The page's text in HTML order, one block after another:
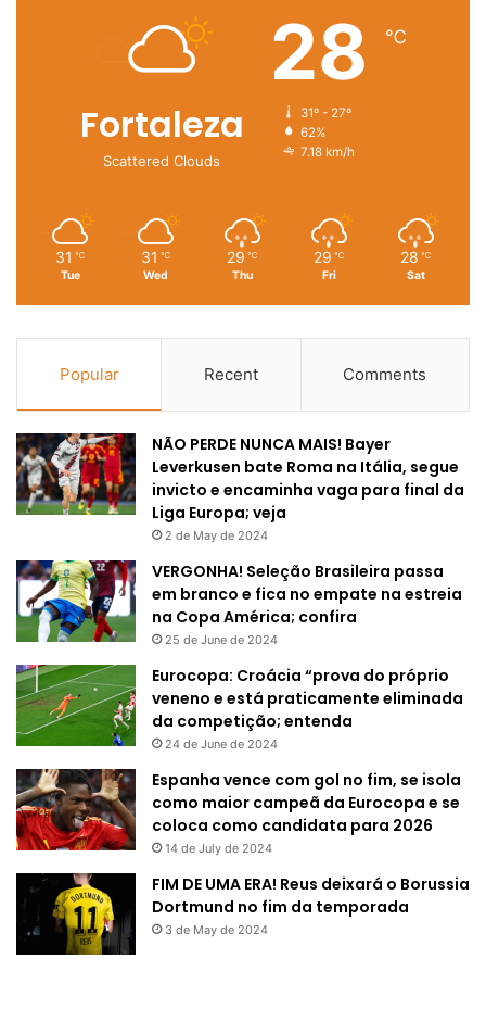
Fortaleza
Scattered Clouds
28 ℃
31º - 27º
62%
7.18 km/h
31 ℃
Tue
31 ℃
Wed
29 ℃
Thu
29 ℃
Fri
28 ℃
Sat
Popular Recent Comments
NÃO PERDE NUNCA MAIS! Bayer
Leverkusen bate Roma na Itália, segue
invicto e encaminha vaga para final da
Liga Europa; veja
2 de May de 2024
VERGONHA! Seleção Brasileira passa
em branco e fica no empate na estreia
na Copa América; confira
25 de June de 2024
Eurocopa: Croácia “prova do próprio
veneno e está praticamente eliminada
da competição; entenda
24 de June de 2024
Espanha vence com gol no fim, se isola
como maior campeã da Eurocopa e se
coloca como candidata para 2026
14 de July de 2024
FIM DE UMA ERA! Reus deixará o Borussia
Dortmund no fim da temporada
3 de May de 2024